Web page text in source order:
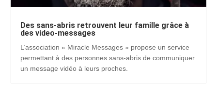
Des sans-abris retrouvent leur famille grâce à
des video-messages
L’association « Miracle Messages » propose un service
permettant à des personnes sans-abris de communiquer
un message vidéo à leurs proches.